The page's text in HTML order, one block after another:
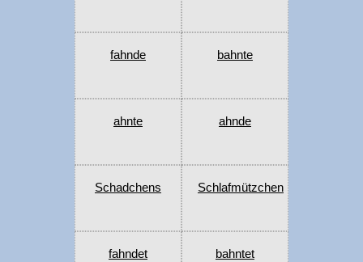
fahnde bahnte
ahnte ahnde
Schadchens Schlafmützchen
fahndet bahntet